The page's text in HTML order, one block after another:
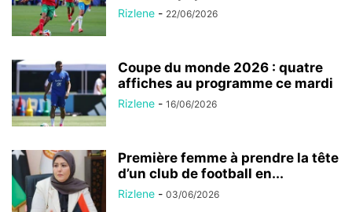
Rizlene - 22/06/2026
Coupe du monde 2026 : quatre
affiches au programme ce mardi
Rizlene - 16/06/2026
Première femme à prendre la tête
d’un club de football en...
Rizlene - 03/06/2026